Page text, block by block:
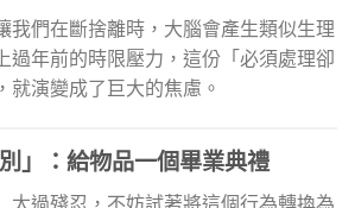
我們在斷捨離時，大腦會產生類似生理
過年前的時限壓力，這份「必須處理卻
就演變成了巨大的焦慮。
」：給物品一個畢業典禮
太過殘忍，不妨試著將這個行為轉換為